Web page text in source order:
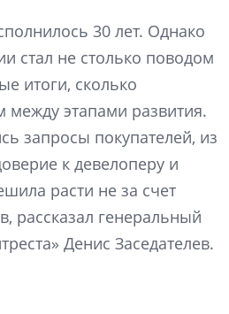
30 лет. Однако
стал не столько поводом
итоги, сколько
этапами развития.
запросы покупателей, из
к девелоперу и
расти не за счет
рассказал генеральный
Денис Заседателев.